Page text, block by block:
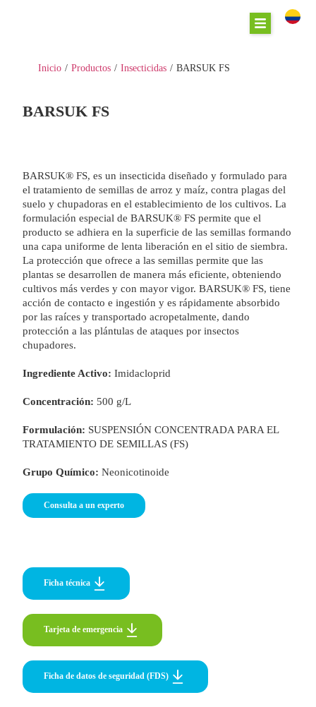
Inicio / Productos / Insecticidas / BARSUK FS
BARSUK FS
BARSUK® FS, es un insecticida diseñado y formulado para
el tratamiento de semillas de arroz y maíz, contra plagas del
suelo y chupadoras en el establecimiento de los cultivos. La
formulación especial de BARSUK® FS permite que el
producto se adhiera en la superficie de las semillas formando
una capa uniforme de lenta liberación en el sitio de siembra.
La protección que ofrece a las semillas permite que las
plantas se desarrollen de manera más eficiente, obteniendo
cultivos más verdes y con mayor vigor. BARSUK® FS, tiene
acción de contacto e ingestión y es rápidamente absorbido
por las raíces y transportado acropetalmente, dando
protección a las plántulas de ataques por insectos
chupadores.
Ingrediente Activo:Imidacloprid
Concentración: 500 g/L
Formulación: SUSPENSIÓN CONCENTRADA PARA EL
TRATAMIENTO DE SEMILLAS (FS)
Grupo Químico:Neonicotinoide
Consulta a un experto
Ficha técnica
Tarjeta de emergencia
Ficha de datos de seguridad (FDS)